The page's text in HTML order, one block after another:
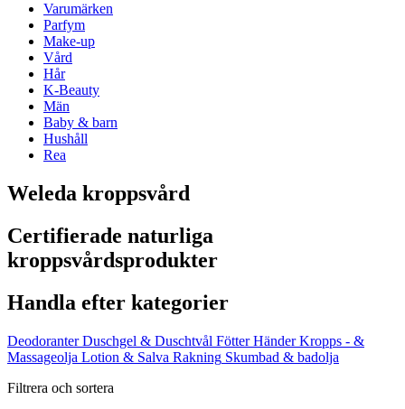
Varumärken
Parfym
Make-up
Vård
Hår
K-Beauty
Män
Baby & barn
Hushåll
Rea
Weleda kroppsvård
Certifierade naturliga
kroppsvårdsprodukter
Handla efter kategorier
Deodoranter Duschgel & Duschtvål Fötter Händer Kropps - &
Massageolja Lotion & Salva Rakning Skumbad & badolja
Filtrera och sortera